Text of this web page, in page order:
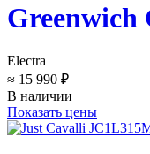
Greenwich
Electra
≈ 15 990 ₽
В наличии
Показать цены